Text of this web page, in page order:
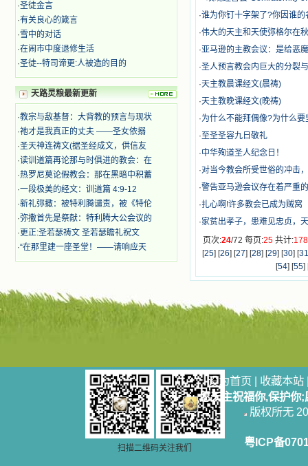
人，舍下了他们手中的一切，轻快地
踏上了异国他乡，到没有人知道真神
的世界里去。啊，若不是主的引领，
我可能到死还不认识他们呢！ 我
的心灵从主给我的这些圣人的言行中
选取了最美的色彩；当他们的一生在
我面前展开时，我是多么的惊奇、兴
奋啊！当我读到他们为主而受人逼
迫、凌辱，为将福音广传而被人追杀
时，我为他们的在天之灵祈祷，我哭
着，为自已的同胞带给他们的苦难而
的斑斑泪痕弄得模糊不清的字句，那
些被主的爱火所燃烧而离开家乡来到
中国的传教士，我多么爱你们啊！我
心中流淌着多少感激的泪水。 他
们受苦却觉得喜乐，因为他们爱主，
他们感到能为主受一点苦是多么喜乐
歌，因他们无法不称颂主，因主使他
们的心灵洋溢了快乐；他们激发了我
内心神圣的热情，在我的心灵深处燃
读，一面想过着他们这样圣善的生
活，也立志不在这虚幻的尘世中寻求
安慰。我一读就是几个钟头，累了就
和他们一起赞颂吾主，想到那使我欣
喜欢乐的甜蜜的相会，这世界对于我
一点吸引力都没有了。 从这些书
籍里，我认识了许多爱主的人，他们
使我更亲近主，帮助我更深的认识
主，爱主。这些曾经生活在人间的圣
人圣女，内心隐藏着来自天上光照的
·圣徒金言
·有关良心的箴言
·雪中的对话
·在闹市中度退修生活
·圣徒--特司谛更:人被造的目的
天路灵粮最新更新
·教宗与敌基督：大背教的预言与现状
·祂才是我真正的丈夫 ——圣女依搦
·圣天神连祷文(据圣经成文，供信友
·读训道篇再论那与时俱进的教会：在
·热罗尼莫论假教会：那在黑暗中积蓄
·一段极美的经文：训道篇 4:9-12
·新礼弥撒：被特利腾谴责，被《特伦
·弥撒首先是祭献：特利腾大公会议的
·更正:圣若瑟祷文 圣若瑟瞻礼祝文
·“在那里建一座圣堂！——请响应天
·谁为你钉十字架了?你因谁
·伟大的天主和天使弥格尔在
·亚马逊的主教会议：是给恶
·圣人预言教会内巨大的分裂
·天主教晨课经文(晨祷)
·天主教晚课经文(晚祷)
·为什么不能拜偶像?为什么
·至圣圣容九日敬礼
·中华殉道圣人纪念日！
·对当今教会所受世俗的冲击
·警告亚马逊会议存在着严重
·扎心啊!许多教会已成为贼窝
·家贫出孝子，患难见忠贞，
页次:24/72 每页:25 共计:
[25] [26] [27] [28] [29] [30] [31
[54] [55]
扫描二维码关注我们
设为首页 | 收藏本站
愿天主祝福你,保护你
版权所无
粤ICP备